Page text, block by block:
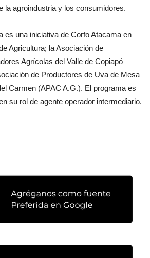
la agroindustria y los consumidores.
es una iniciativa de Corfo Atacama en
Agricultura; la Asociación de
Agrícolas del Valle de Copiapó
de Productores de Uva de Mesa
Carmen (APAC A.G.). El programa es
su rol de agente operador intermediario.